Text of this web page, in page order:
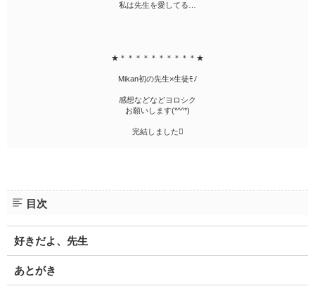
私は先生を愛してる…
★＊＊＊＊＊＊＊＊＊＊★
Mikan初の先生×生徒ﾓﾉ
感想などなどヨロシク
お願いします(*^^*)
完結しました
目次
好きだよ、先生
あとがき